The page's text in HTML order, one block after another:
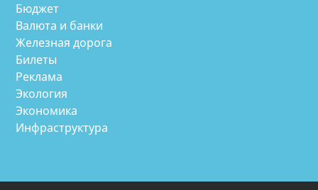
Бюджет
Валюта и банки
Железная дорога
Билеты
Реклама
Экология
Экономика
Инфраструктура